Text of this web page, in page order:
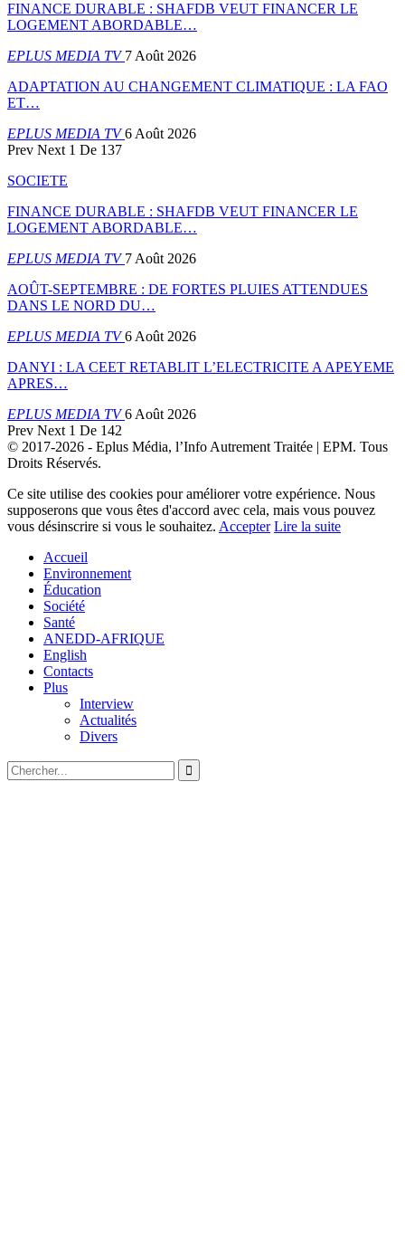
FINANCE DURABLE : SHAFDB VEUT FINANCER LE
LOGEMENT ABORDABLE…
EPLUS MEDIA TV7 Août 2026
ADAPTATION AU CHANGEMENT CLIMATIQUE : LA FAO
ET…
EPLUS MEDIA TV6 Août 2026
Prev Next 1 De 137
SOCIETE
FINANCE DURABLE : SHAFDB VEUT FINANCER LE
LOGEMENT ABORDABLE…
EPLUS MEDIA TV7 Août 2026
AOÛT-SEPTEMBRE : DE FORTES PLUIES ATTENDUES
DANS LE NORD DU…
EPLUS MEDIA TV6 Août 2026
DANYI : LA CEET RETABLIT L’ELECTRICITE A APEYEME
APRES…
EPLUS MEDIA TV6 Août 2026
Prev Next 1 De 142
© 2017-2026 - Eplus Média, l’Info Autrement Traitée | EPM. Tous
Droits Réservés.
Ce site utilise des cookies pour améliorer votre expérience. Nous
supposerons que vous êtes d'accord avec cela, mais vous pouvez
vous désinscrire si vous le souhaitez. Accepter Lire la suite
Accueil
Environnement
Éducation
Société
Santé
ANEDD-AFRIQUE
English
Contacts
Plus
Interview
Actualités
Divers